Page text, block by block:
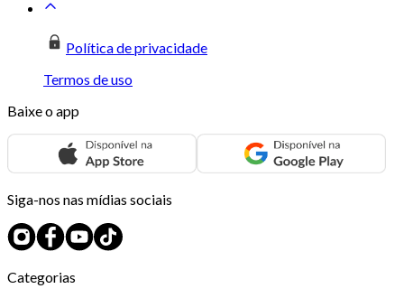
Política de privacidade
Termos de uso
Baixe o app
Siga-nos nas mídias sociais
Categorias